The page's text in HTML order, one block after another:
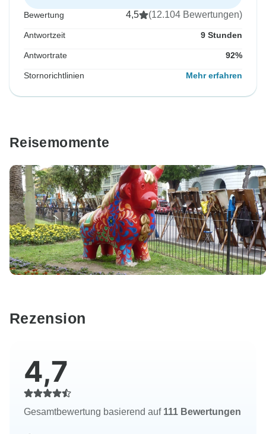
Bewertung 4,5 (12.104 Bewertungen)
Antwortzeit 9 Stunden
Antwortrate 92%
Stornorichtlinien Mehr erfahren
Reisemomente
Rezension
4,7
Gesamtbewertung basierend auf 111 Bewertungen